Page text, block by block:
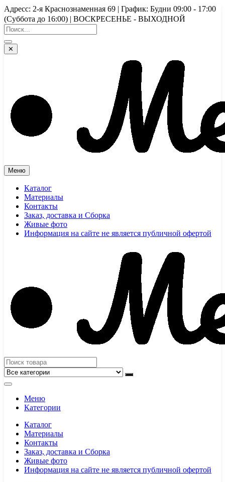
Перейти
к
содержимому
Адресс: 2-я Краснознаменная 69 | График: Будни 09:00 - 17:00
(Суббота до 16:00) | ВОСКРЕСЕНЬЕ - ВЫХОДНОЙ
✕
Меню
Каталог
Материалы
Контакты
Заказ, доставка и Сборка
Живые фото
Информация на сайте не является публичной офертой
Меню
Категории
Каталог
Материалы
Контакты
Заказ, доставка и Сборка
Живые фото
Информация на сайте не является публичной офертой